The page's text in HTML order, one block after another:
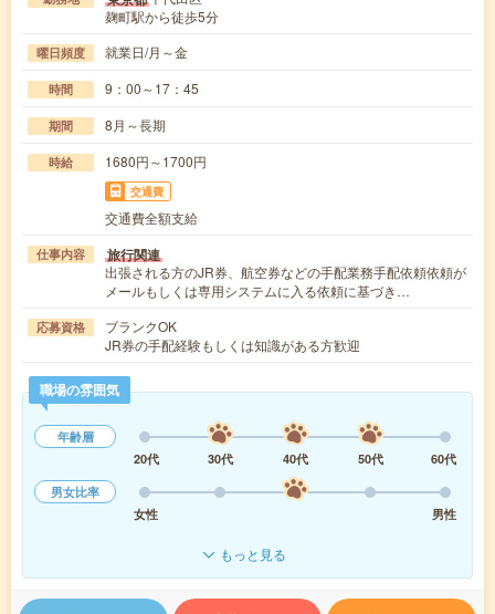
麹町駅から徒歩5分
曜日頻度 就業日/月～金
時間 9：00～17：45
期間 8月～長期
時給 1680円～1700円
交通費
交通費全額支給
仕事内容 旅行関連
出張される方のJR券、航空券などの手配業務手配依頼依頼が
メールもしくは専用システムに入る依頼に基づき…
応募資格
ブランクOK
JR券の手配経験もしくは知識がある方歓迎
職場の雰囲気
年齢層
20代
30代 40代 50代
60代
男女比率
女性
男性
もっと見る